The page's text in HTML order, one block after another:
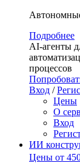
Подробнее
AI-агенты
процессов
Вход /
Цены
О
Вход
ИИ
Цены от